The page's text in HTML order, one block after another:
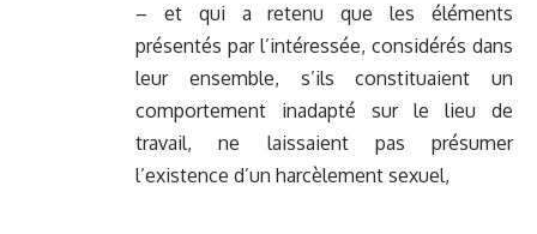
– et qui a retenu que les éléments
présentés par l’intéressée, considérés dans
leur ensemble, s’ils constituaient un
comportement inadapté sur le lieu de
travail, ne laissaient pas présumer
l’existence d’un harcèlement sexuel,